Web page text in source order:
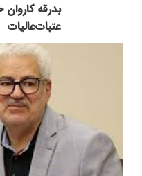
عتبات‌عالیات